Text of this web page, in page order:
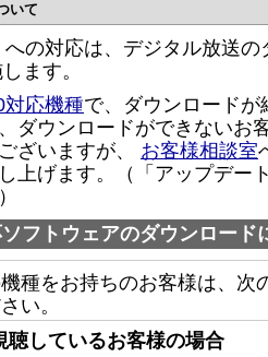
いて
の対応は、デジタル放送の
ます。
対応機種で、ダウンロードが
ダウンロードができないお
ざいますが、 お客様相談室
上げます。（「アップデー
ソフトウェアのダウンロード
種をお持ちのお客様は、次
い。
聴しているお客様の場合